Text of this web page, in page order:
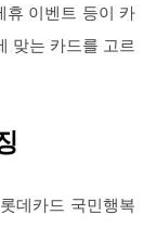
휴 이벤트 등이 카
맞는 카드를 고르
데카드 국민행복